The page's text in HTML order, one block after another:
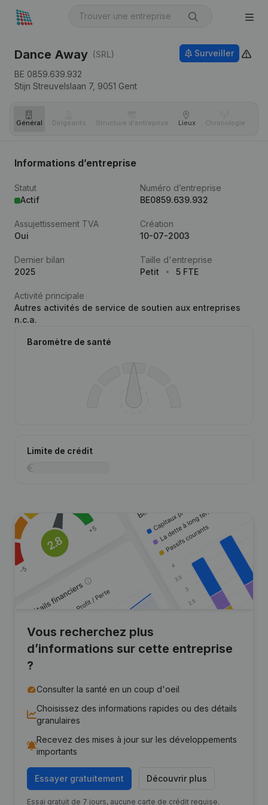
Dance Away (SRL)
BE 0859.639.932
Stijn Streuvelslaan 7, 9051 Gent
Surveiller
Général Dirigeants Structure d'entreprise Lieux Chronologie
Informations d’entreprise
Statut
Actif
Numéro d’entreprise
BE0859.639.932
Assujettissement TVA
Oui
Création
10-07-2003
Dernier bilan
2025
Taille d'entreprise
Petit
5 FTE
Activité principale
Autres activités de service de soutien aux entreprises
n.c.a.
Baromètre de santé
Limite de crédit
Vous recherchez plus
d’informations sur cette entreprise
?
Consulter la santé en un coup d'oeil
Choisissez des informations rapides ou des détails
granulaires
Recevez des mises à jour sur les développements
importants
Essayer gratuitement Découvrir plus
Essai gratuit de 7 jours, aucune carte de crédit requise.